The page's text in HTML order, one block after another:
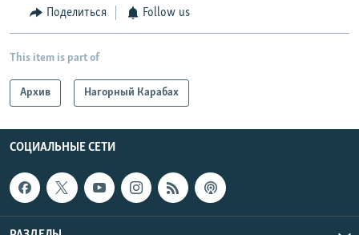
Поделиться Follow us
This item is part of
Архив Нагорный Карабах
СОЦИАЛЬНЫЕ СЕТИ